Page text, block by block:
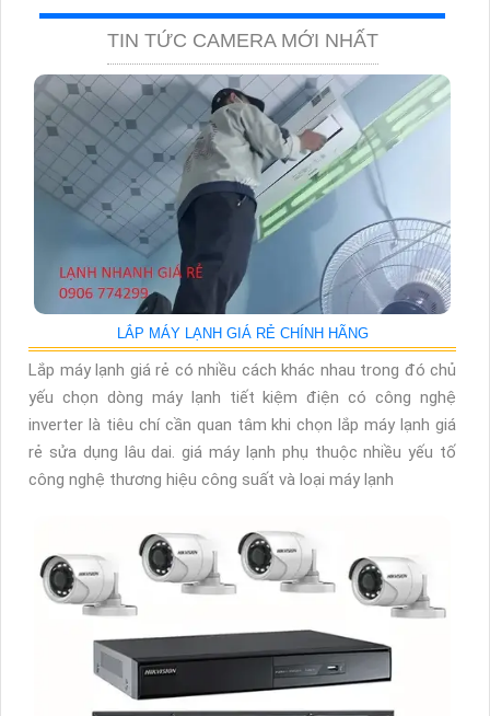
TIN TỨC CAMERA MỚI NHẤT
LẮP MÁY LẠNH GIÁ RẺ CHÍNH HÃNG
Lắp máy lạnh giá rẻ có nhiều cách khác nhau trong đó chủ
yếu chọn dòng máy lạnh tiết kiệm điện có công nghệ
inverter là tiêu chí cần quan tâm khi chọn lắp máy lạnh giá
rẻ sửa dụng lâu dai. giá máy lạnh phụ thuộc nhiều yếu tố
công nghệ thương hiệu công suất và loại máy lạnh